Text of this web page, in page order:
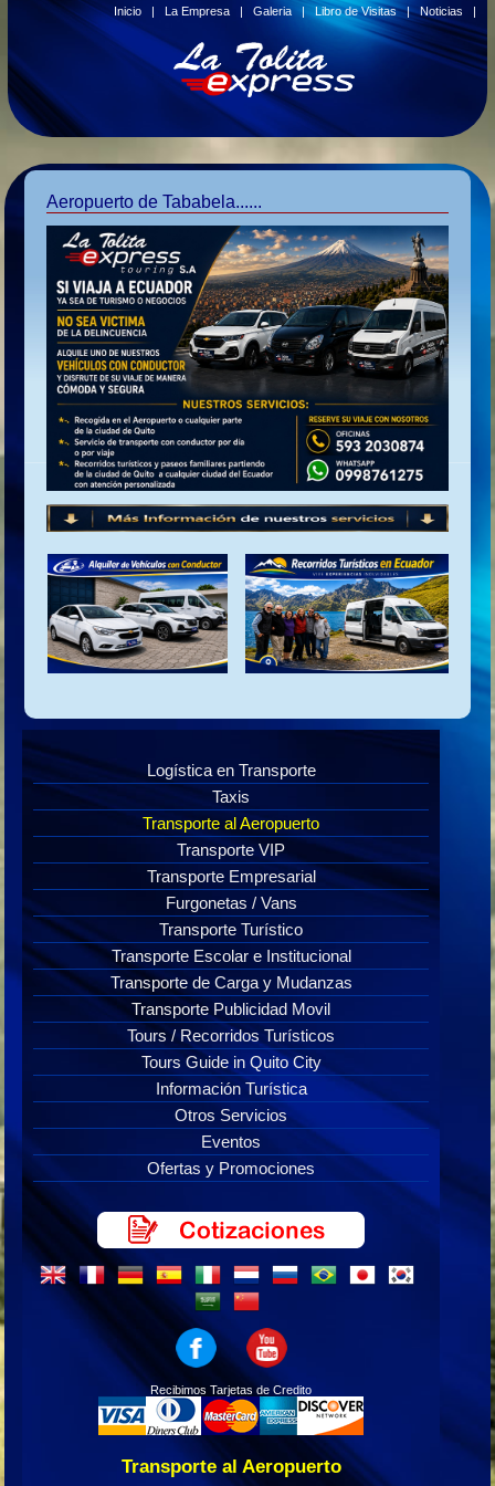
Inicio |La Empresa |Galeria |Libro de Visitas|Noticias |
Aeropuerto de Tababela......
Logística en Transporte
Taxis
Transporte al Aeropuerto
Transporte VIP
Transporte Empresarial
Furgonetas / Vans
Transporte Turístico
Transporte Escolar e Institucional
Transporte de Carga y Mudanzas
Transporte Publicidad Movil
Tours / Recorridos Turísticos
Tours Guide in Quito City
Información Turística
Otros Servicios
Eventos
Ofertas y Promociones
Recibimos Tarjetas de Credito
Transporte al Aeropuerto